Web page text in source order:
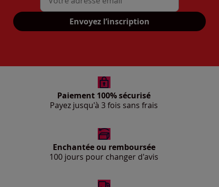
Mon adresse mail
Envoyez l’inscription
Paiement 100% sécurisé
Payez jusqu'à 3 fois sans frais
Enchantée ou remboursée
100 jours pour changer d'avis